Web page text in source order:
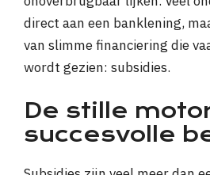
direct aan een banklening,
van slimme financiering die
wordt gezien: subsidies.
De stille
succesvolle